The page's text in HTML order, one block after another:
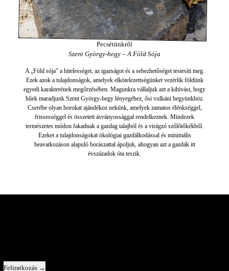
Pecsétünkről
Szent György-hegy – A Föld Sója
A „Föld sója" a hitelességet, az igazságot és a sebezhetőséget testesíti meg.
Ezek azok a tulajdonságok, amelyek elkötelezettségünket vezérlik földünk
egyedi karakterének megőrzésében. Magunkra vállaljuk azt a kihívást, hogy
hűek maradjunk Szent György-hegy lényegéhez, ősi vulkáni hegyünkhöz.
Cserébe olyan borokat ajándékoz nekünk, amelyek zamatos élénkséggel,
frissességgel és összetett ásványossággal rendelkeznek. Mindezek
természetes módon fakadnak a gazdag talajból és a virágzó szőlőtőkékből.
Ezeket a tulajdonságokat ökológiai gazdálkodással és minimális
beavatkozáson alapuló borászattal ápoljuk, ahogyan azt a gazdák itt
évszázadok óta teszik.
Feliratkozás